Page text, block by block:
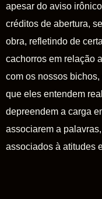
apesar do aviso
créditos de abertura,
obra, refletindo de
cachorros em relação
com os nossos
que eles entendem
depreendem a carga
associarem a
associados à atitudes